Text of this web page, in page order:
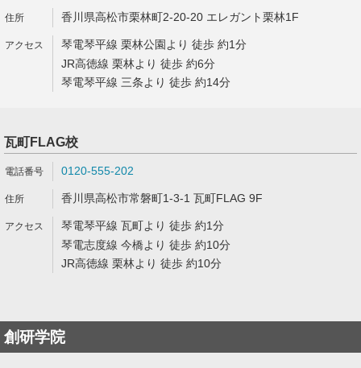
香川県高松市栗林町2-20-20 エレガント栗林1F
琴電琴平線 栗林公園より 徒歩 約1分
JR高徳線 栗林より 徒歩 約6分
琴電琴平線 三条より 徒歩 約14分
瓦町FLAG校
0120-555-202
香川県高松市常磐町1-3-1 瓦町FLAG 9F
琴電琴平線 瓦町より 徒歩 約1分
琴電志度線 今橋より 徒歩 約10分
JR高徳線 栗林より 徒歩 約10分
創研学院